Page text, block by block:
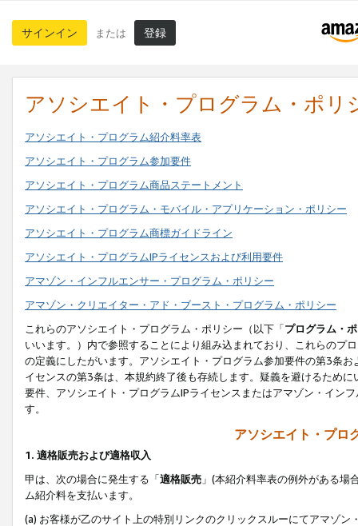
サインイン または 登録
アソシエイト・プログラム・ポリ
アソシエイト・プログラム紹介料率表
アソシエイト・プログラム参加要件
アソシエイト・プログラム商品ステートメント
アソシエイト・プログラム・モバイル・アプリケーション・ポリシー
アソシエイト・プログラム商標ガイドライン
アソシエイト・プログラムIPライセンスおよび利用要件
アマゾン・インフルエンサー・プログラム・ポリシー
アマゾン・クリエイター・アド・ブースト・プログラム・ポリシー
これらのアソシエイト・プログラム・ポリシー（以下「プログラム・
いいます。）内で参照することにより組み込まれており、これらのプ
の定義にしたがいます。アソシエイト・プログラム参加要件の第3条
イセンスの第3条は、本規約終了後も存続します。疑義を避けるため
要件、アソシエイト・プログラムIPライセンスまたはアマゾン・イン
す。
アソシエイト・プロ
1. 適格販売および適格収入
甲は、次の場合に発生する「適格販売 」(本紹介料率表の例外がある
ム紹介料を支払います。
(a) お客様が乙のサイト上の特別リンクのクリックスルーにてアマゾン